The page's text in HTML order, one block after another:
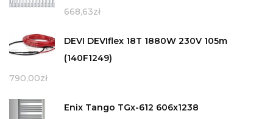
668,63zł
DEVI DEVIflex 18T 1880W 230V 105m
(140F1249)
790,00zł
Enix Tango TGx-612 606x1238